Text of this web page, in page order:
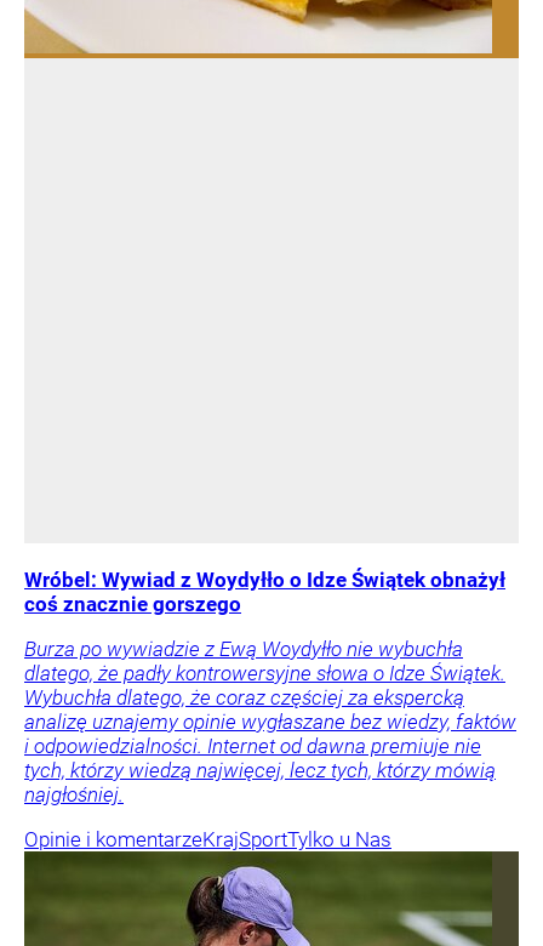
Wróbel: Wywiad z Woydyłło o Idze Świątek obnażył
coś znacznie gorszego
Burza po wywiadzie z Ewą Woydyłło nie wybuchła
dlatego, że padły kontrowersyjne słowa o Idze Świątek.
Wybuchła dlatego, że coraz częściej za ekspercką
analizę uznajemy opinie wygłaszane bez wiedzy, faktów
i odpowiedzialności. Internet od dawna premiuje nie
tych, którzy wiedzą najwięcej, lecz tych, którzy mówią
najgłośniej.
Opinie i komentarzeKrajSportTylko u Nas